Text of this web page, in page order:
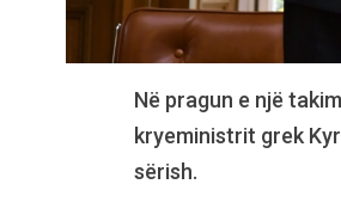
Në pragun e një
kryeministrit grek
sërish.